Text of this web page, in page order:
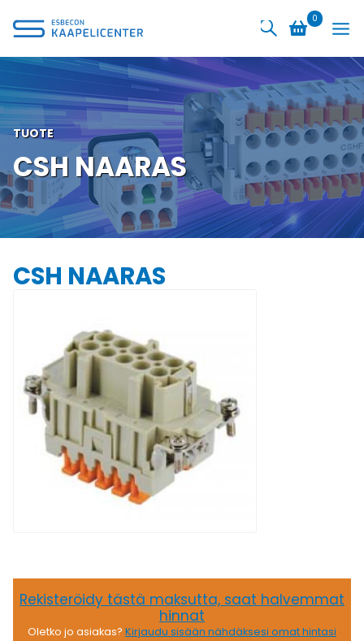
sisältöön
0
TUOTE
CSH NAARAS
CSH NAARAS
Rekisteröidy tästä maksutta, saat halvemmat
hinnat
Oletko jo asiakas? Kirjaudu sisään nähdäksesi omat hintasi